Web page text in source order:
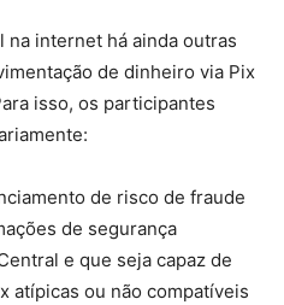
na internet há ainda outras
de dinheiro via Pix
isso, os participantes
de risco de fraude
de segurança
e que seja capaz de
atípicas ou não compatíveis